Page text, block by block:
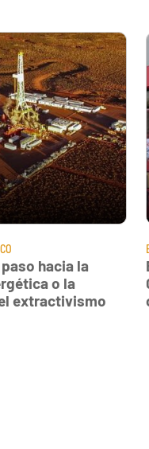
hacia la
o la
extractivismo